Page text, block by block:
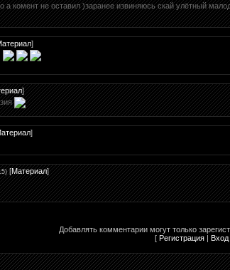
а комент не оставил )заранее извиняюсь скай улётный
]
]
]
[Материал]
Добавлять комментарии могут только
[ Регистрация| Вход